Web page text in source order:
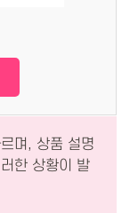
며, 상품 설명
한 상황이 발